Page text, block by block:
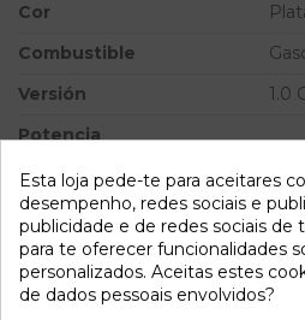
Cor
Combustible
Versión
1.0
Potencia
Modelo
0.04
Referência 796421
Disponível a partir de: 2022-04-05
Esta loja pede-te para aceitares
desempenho, redes sociais e
publicidade e de redes sociais de
para te oferecer funcionalidades
personalizados. Aceitas estes
de dados pessoais envolvidos?